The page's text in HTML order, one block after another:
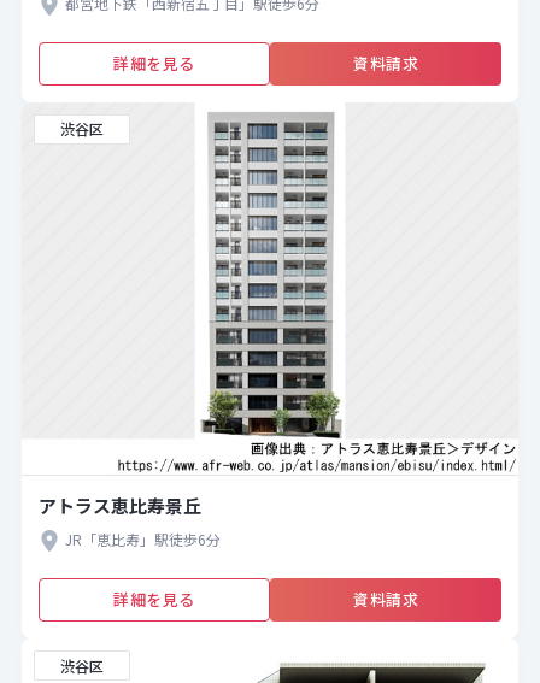
詳細を見る 資料請求
渋谷区
アトラス恵比寿景丘
JR「恵比寿」駅徒歩6分
詳細を見る 資料請求
渋谷区